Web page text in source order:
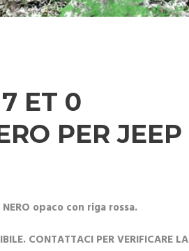
ET 0
PER JEEP
opaco con riga rossa.
CONTATTACI PER VERIFICARE LA